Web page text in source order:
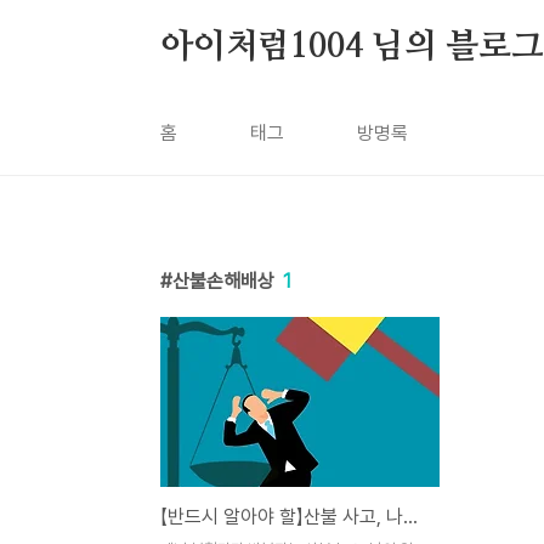
아이처럼1004 님의 블로그
홈 태그 방명록
산불손해배상 1
【반드시 알아야 할】산불 사고, 나도 모르게 범법자? 실제 처벌사례!